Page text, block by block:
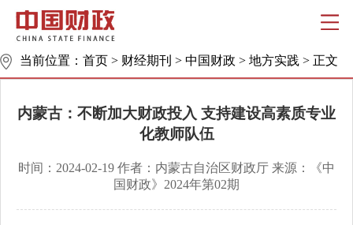
当前位置： 首页 > 财经期刊 > 中国财政 > 地方实践 > 正文
内蒙古：不断加大财政投入 支持建设高素质专业
化教师队伍
时间：2024-02-19 作者：内蒙古自治区财政厅 来源：《中
国财政》2024年第02期